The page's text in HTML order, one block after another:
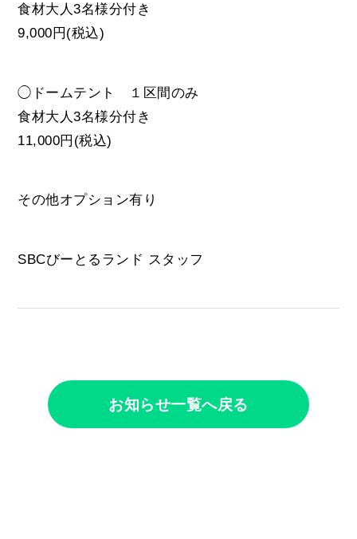
食材大人3名様分付き
9,000円(税込)
◯ドームテント １区間のみ
食材大人3名様分付き
11,000円(税込)
その他オプション有り
SBCびーとるランド スタッフ
お知らせ一覧へ戻る